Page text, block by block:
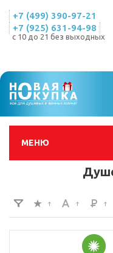
+7 (499) 390-97-21
+7 (925) 631-94-98
с 10 до 21 без выходных
МЕНЮ